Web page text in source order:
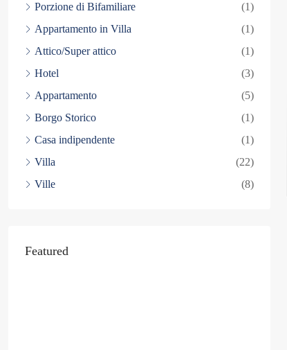
Porzione di Bifamiliare
(1)
Appartamento in Villa
(1)
Attico/Super attico
(1)
Hotel
(3)
Appartamento
(5)
Borgo Storico
(1)
Casa indipendente
(1)
Villa
(22)
Ville
(8)
Featured